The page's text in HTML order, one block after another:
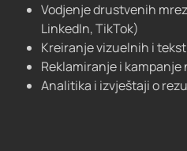
Vodjenje drustvenih
LinkedIn, TikTok)
Kreiranje vizuelnih i
Reklamiranje i
Analitika i izvještaji o